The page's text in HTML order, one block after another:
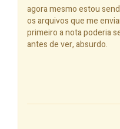
agora mesmo estou
os arquivos que me
primeiro a nota poderia
antes de ver, absurdo.